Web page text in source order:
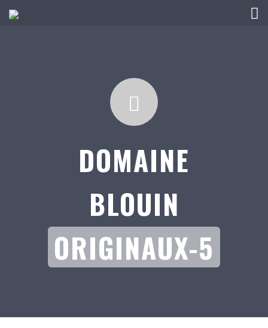
DOMAINE
BLOUIN
ORIGINAUX-5